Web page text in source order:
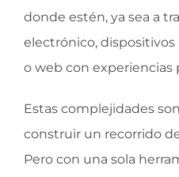
donde estén, ya sea a
electrónico, dispositivos
o web con experiencias
Estas complejidades
construir un recorrido
Pero con una sola